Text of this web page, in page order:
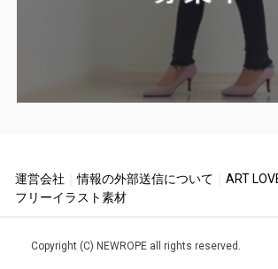
運営会社 ｜情報の外部送信について ART
フリーイラスト素材
Copyright (C) NEWROPE all rights reserved.